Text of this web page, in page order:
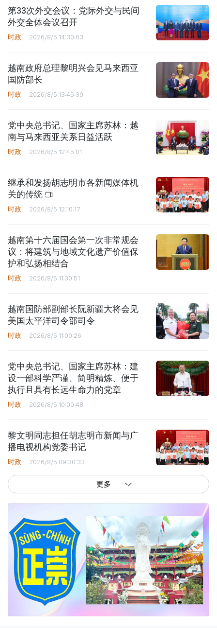
第33次外交会议：党际外交与民间
外交全体会议召开
时政 2026/8/5 14:30:03
越南政府总理黎明兴会见马来西亚
国防部长
时政 2026/8/5 13:45:39
党中央总书记、国家主席苏林：越
南与马来西亚关系日益活跃
时政 2026/8/5 12:45:01
继承和发扬胡志明市各新闻媒体机
关的传统
时政 2026/8/5 12:10:17
越南第十六届国会第一次非常规会
议：将建筑与地域文化遗产价值保
护和弘扬相结合
时政 2026/8/5 11:30:51
越南国防部副部长阮新疆大将会见
美国太平洋司令部司令
时政 2026/8/5 11:00:26
党中央总书记、国家主席苏林：建
设一部科学严谨、简明精炼、便于
执行且具有长远生命力的党章
时政 2026/8/5 10:00:48
黎文明同志担任胡志明市新闻与广
播电视机构党委书记
时政 2026/8/5 09:30:33
更多
西贡解放报网版权所有
由越南新闻与传播部所属报刊局于2023年09月06日 签发第26/GP-CBC号许可